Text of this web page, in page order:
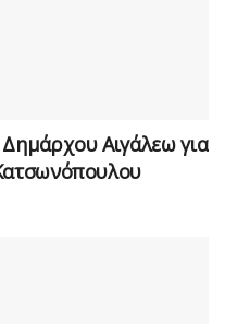
Αιγάλεω για